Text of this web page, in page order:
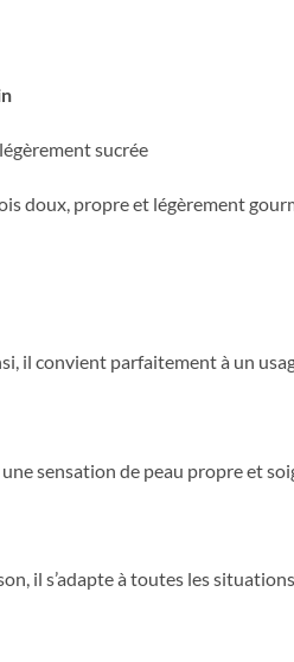
sucrée
doux, propre et légèrement
il convient parfaitement à un
sensation de peau propre et
il s’adapte à toutes les